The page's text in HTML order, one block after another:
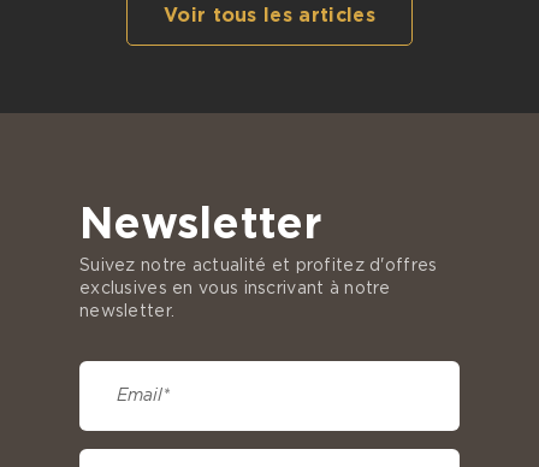
Voir tous les articles
Newsletter
Suivez notre actualité et profitez d'offres
exclusives en vous inscrivant à notre
newsletter.